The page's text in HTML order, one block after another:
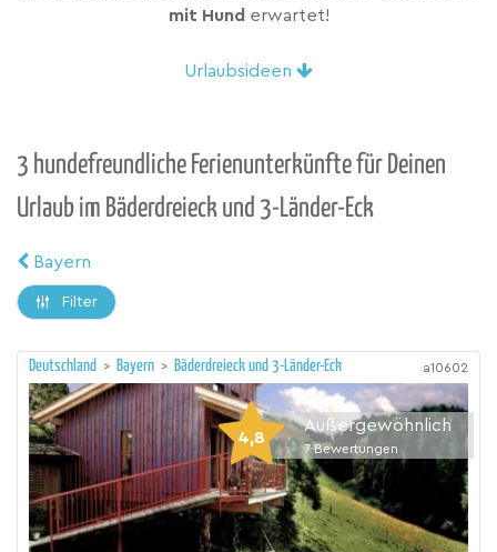
mit Hund erwartet!
Urlaubsideen
3 hundefreundliche Ferienunterkünfte für Deinen
Urlaub im Bäderdreieck und 3-Länder-Eck
Bayern
Filter
Deutschland > Bayern > Bäderdreieck und 3-Länder-Eck a10602
4,8
Außergewöhnlich
7 Bewertungen